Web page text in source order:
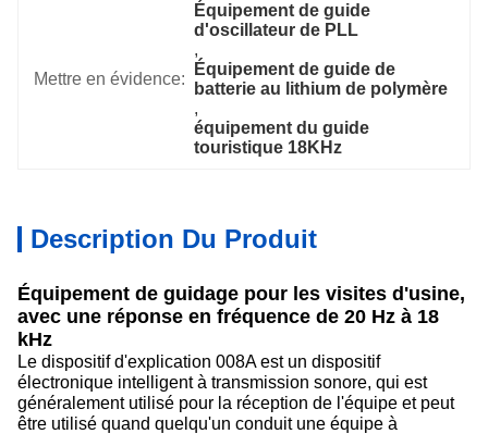
Mettre en évidence:
Équipement de guide
d'oscillateur de PLL
,
Équipement de guide de
batterie au lithium de polymère
,
équipement du guide
touristique 18KHz
Description Du Produit
Équipement de guidage pour les visites d'usine,
avec une réponse en fréquence de 20 Hz à 18
kHz
Le dispositif d'explication 008A est un dispositif
électronique intelligent à transmission sonore, qui est
généralement utilisé pour la réception de l'équipe et peut
être utilisé quand quelqu'un conduit une équipe à